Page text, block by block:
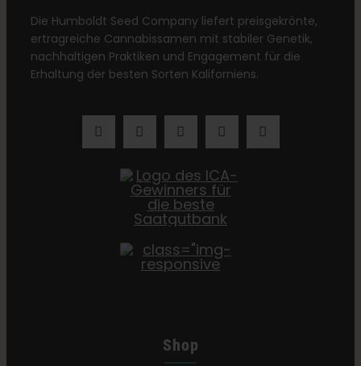
Die Humboldt Seed Company liefert preisgekrönte,
ertragreiche Cannabissamen mit stabiler Genetik,
nachhaltigen Praktiken und Engagement für die
Erhaltung der besten Sorten Kaliforniens.
Shop